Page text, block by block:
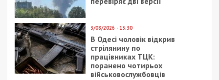
3/08/2026 - 13:30
В Одесі чоловік відкрив
стрілянину по
працівниках ТЦК:
поранено чотирьох
військовослужбовців